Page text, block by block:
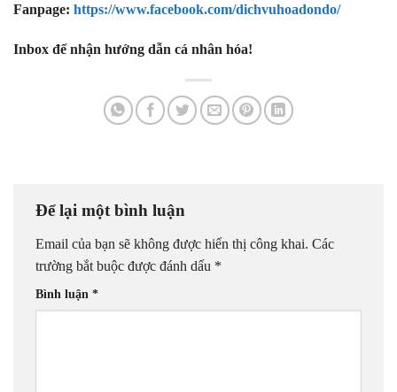
Fanpage: https://www.facebook.com/dichvuhoadondo/
Inbox để nhận hướng dẫn cá nhân hóa!
Để lại một bình luận
Email của bạn sẽ không được hiển thị công khai. Các
trường bắt buộc được đánh dấu *
Bình luận *